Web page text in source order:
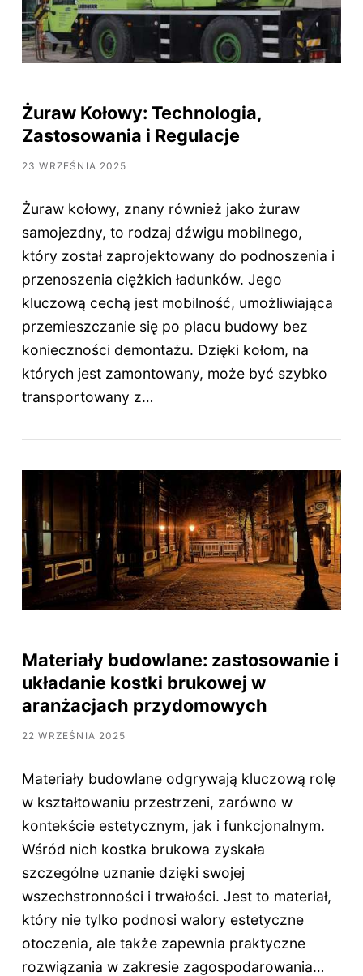
Żuraw Kołowy: Technologia,
Zastosowania i Regulacje
23 WRZEŚNIA 2025
Żuraw kołowy, znany również jako żuraw
samojezdny, to rodzaj dźwigu mobilnego,
który został zaprojektowany do podnoszenia i
przenoszenia ciężkich ładunków. Jego
kluczową cechą jest mobilność, umożliwiająca
przemieszczanie się po placu budowy bez
konieczności demontażu. Dzięki kołom, na
których jest zamontowany, może być szybko
transportowany z…
Materiały budowlane: zastosowanie i
układanie kostki brukowej w
aranżacjach przydomowych
22 WRZEŚNIA 2025
Materiały budowlane odgrywają kluczową rolę
w kształtowaniu przestrzeni, zarówno w
kontekście estetycznym, jak i funkcjonalnym.
Wśród nich kostka brukowa zyskała
szczególne uznanie dzięki swojej
wszechstronności i trwałości. Jest to materiał,
który nie tylko podnosi walory estetyczne
otoczenia, ale także zapewnia praktyczne
rozwiązania w zakresie zagospodarowania…